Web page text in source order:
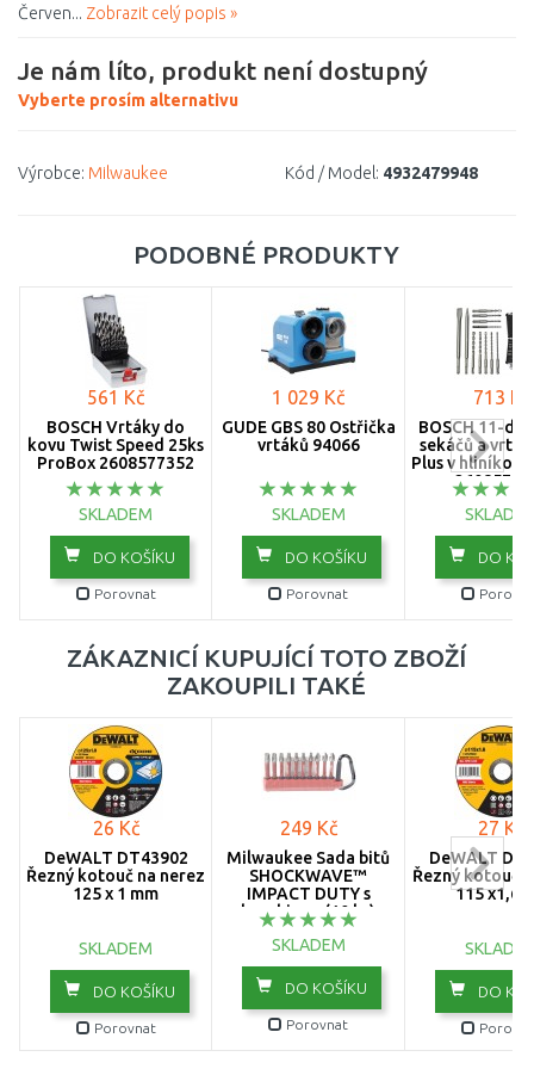
Červen... Zobrazit celý popis »
Je nám líto, produkt není dostupný
Vyberte prosím alternativu
Výrobce: Milwaukee Kód / Model: 4932479948
PODOBNÉ PRODUKTY
561 Kč
BOSCH Vrtáky do
kovu Twist Speed 25ks
ProBox 2608577352
SKLADEM
DO KOŠÍKU
Porovnat
1 029 Kč
GÜDE GBS 80 Ostřička
vrtáků 94066
SKLADEM
DO KOŠÍKU
Porovnat
713 Kč
BOSCH 11-
sekáčů a
Plus v
DO
ZÁKAZNICÍ KUPUJÍCÍ TOTO ZBOŽÍ
ZAKOUPILI TAKÉ
26 Kč
DeWALT DT43902
Řezný kotouč na nerez
125 x 1 mm
SKLADEM
DO KOŠÍKU
Porovnat
249 Kč
Milwaukee Sada bitů
SHOCKWAVE™
IMPACT DUTY s
karabinou (10 ks)
4932480941
SKLADEM
DO KOŠÍKU
Porovnat
27 Kč
DeWALT
Řezný kotouč
115
DO